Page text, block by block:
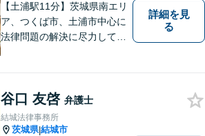
【土浦駅11分】茨城県南エリ
ア、つくば市、土浦市中心に
法律問題の解決に尽力してお
ら、お気軽にご相談くださ
い。
詳細を見
る
谷口 友啓 弁護士
結城法律事務所
茨城県|結城市